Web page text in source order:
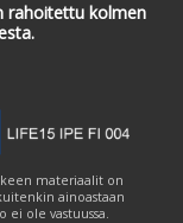
rahoitettu kolmen
materiaalit on
ainoastaan
ei ole vastuussa.